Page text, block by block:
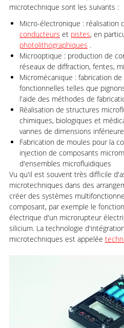
microtechnique sont les suivants :
Micro-électronique : réalisation
conducteurs et pistes, en
photolithographiques .
Microoptique : production de
réseaux de diffraction, fentes,
Micromécanique : fabrication
fonctionnelles telles que
l'aide des méthodes de
Réalisation de structures
chimiques, biologiques et
vannes de dimensions
Fabrication de moules pour la
injection de composants
d'ensembles microfluidiques
Vu qu'il est souvent très difficile
microtechniques dans des
créer des systèmes
composant, par exemple le
électrique d'un microrupteur
silicium. La technologie
microtechniques est appelée